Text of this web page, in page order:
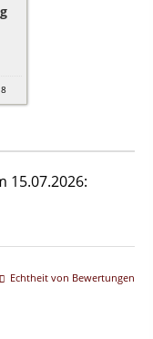
15.07.2026:
Echtheit von Bewertungen